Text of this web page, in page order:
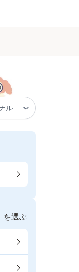
を選ぶ